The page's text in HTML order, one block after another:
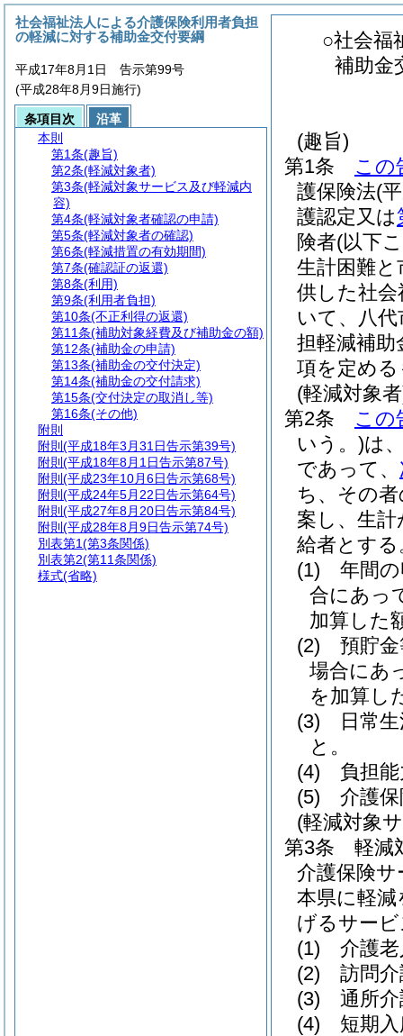
○社会福
補助金
(趣旨)
第1条
この
護保険法(
護認定又は
険者(以下
生計困難
供した社
いて、八
担軽減補助
項を定め
(軽減対象
第2条
この
いう。)は
であって、
ち、その
案し、生
給者とする
(1)
年間
合にあっ
加算した
(2)
預貯
場合にあ
を加算し
(3)
日常
と。
(4)
負担
(5)
介護
(軽減対象
第3条
軽減
介護保険サ
本県に軽
げるサー
(1)
介護
(2)
訪問
(3)
通所
(4)
短期
社会福祉法人による介護保険利用者負担
の軽減に対する補助金交付要綱
平成17年8月1日 告示第99号
(平成28年8月9日施行)
条項目次
沿革
本則
第1条(趣旨)
第2条(軽減対象者)
第3条(軽減対象サービス及び軽減内
容)
第4条(軽減対象者確認の申請)
第5条(軽減対象者の確認)
第6条(軽減措置の有効期間)
第7条(確認証の返還)
第8条(利用)
第9条(利用者負担)
第10条(不正利得の返還)
第11条(補助対象経費及び補助金の額)
第12条(補助金の申請)
第13条(補助金の交付決定)
第14条(補助金の交付請求)
第15条(交付決定の取消し等)
第16条(その他)
附則
附則 (平成18年3月31日告示第39号)
附則 (平成18年8月1日告示第87号)
附則 (平成23年10月6日告示第68号)
附則 (平成24年5月22日告示第64号)
附則 (平成27年8月20日告示第84号)
附則 (平成28年8月9日告示第74号)
別表第1(第3条関係)
別表第2(第11条関係)
様式(省略)